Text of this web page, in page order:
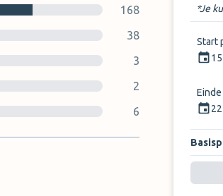
168
38
3
2
6
*Je
Start